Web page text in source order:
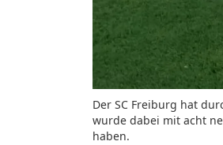
Der SC Freiburg hat
wurde dabei mit acht
haben.